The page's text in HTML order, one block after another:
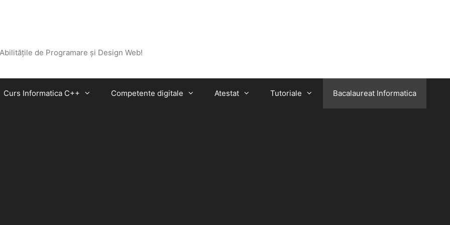
de Programare și Design Web!
Curs Informatica C++ Competente digitale Atestat Tutoriale Bacalaureat Informatica